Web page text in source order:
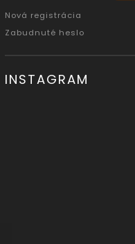
Nová registrácia
Zabudnuté heslo
INSTAGRAM